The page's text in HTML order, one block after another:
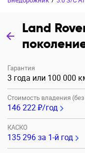
Land
Гарантия
3 года или 100 000
Стоимость владения
146 222 ₽/год
КАСКО
135 296за 1-й год